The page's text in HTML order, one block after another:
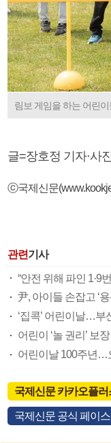
림보 게임을 하는 어린이
글=장호정 기자·사
ⓒ국제신문
관련기사
尹, 아이들 손잡고 ‘
‘집콕’ 어린이날…부
어린이 ‘놀 권리’ 보
어린이날 100주년…
국제신문 카카오플러
국제신문 공식 페이